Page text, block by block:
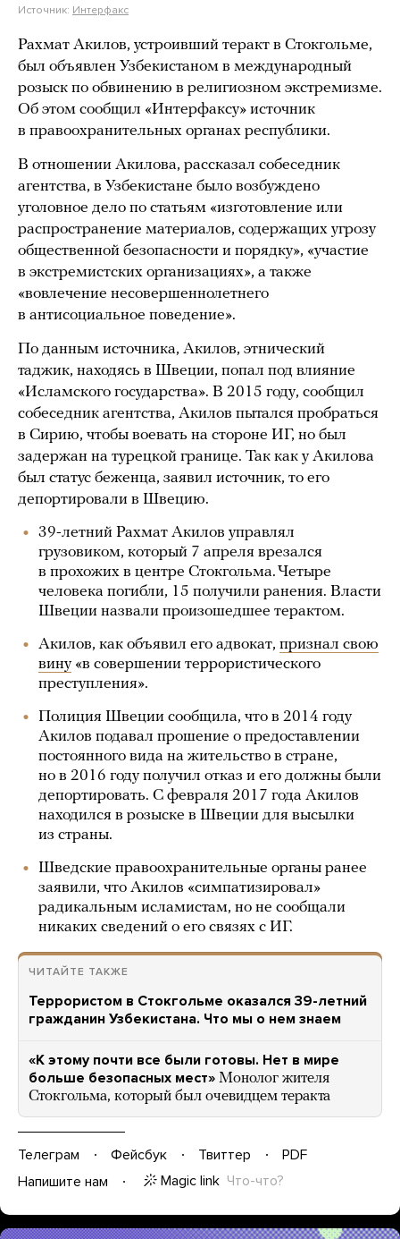
Источник: Интерфакс
Рахмат Акилов, устроивший теракт в Стокгольме,
был объявлен Узбекистаном в международный
розыск по обвинению в религиозном экстремизме.
Об этом сообщил «Интерфаксу» источник
в правоохранительных органах республики.
В отношении Акилова, рассказал собеседник
агентства, в Узбекистане было возбуждено
уголовное дело по статьям «изготовление или
распространение материалов, содержащих угрозу
общественной безопасности и порядку», «участие
в экстремистских организациях», а также
«вовлечение несовершеннолетнего
в антисоциальное поведение».
По данным источника, Акилов, этнический
таджик, находясь в Швеции, попал под влияние
«Исламского государства». В 2015 году, сообщил
собеседник агентства, Акилов пытался пробраться
в Сирию, чтобы воевать на стороне ИГ, но был
задержан на турецкой границе. Так как у Акилова
был статус беженца, заявил источник, то его
депортировали в Швецию.
39-летний Рахмат Акилов управлял
грузовиком, который 7 апреля врезался
в прохожих в центре Стокгольма. Четыре
человека погибли, 15 получили ранения. Власти
Швеции назвали произошедшее терактом.
Акилов, как объявил его адвокат, признал свою
вину«в совершении террористического
преступления».
Полиция Швеции сообщила, что в 2014 году
Акилов подавал прошение о предоставлении
постоянного вида на жительство в стране,
но в 2016 году получил отказ и его должны были
депортировать. С февраля 2017 года Акилов
находился в розыске в Швеции для высылки
из страны.
Шведские правоохранительные органы ранее
заявили, что Акилов «симпатизировал»
радикальным исламистам, но не сообщали
никаких сведений о его связях с ИГ.
ЧИТАЙТЕ ТАКЖЕ
Террористом в Стокгольме оказался 39-летний
гражданин Узбекистана. Что мы о нем знаем
«К этому почти все были готовы. Нет в мире
больше безопасных мест» Монолог жителя
Стокгольма, который был очевидцем теракта
Телеграм Фейсбук Твиттер
PDF
Напишите нам
Magic link Что-что?